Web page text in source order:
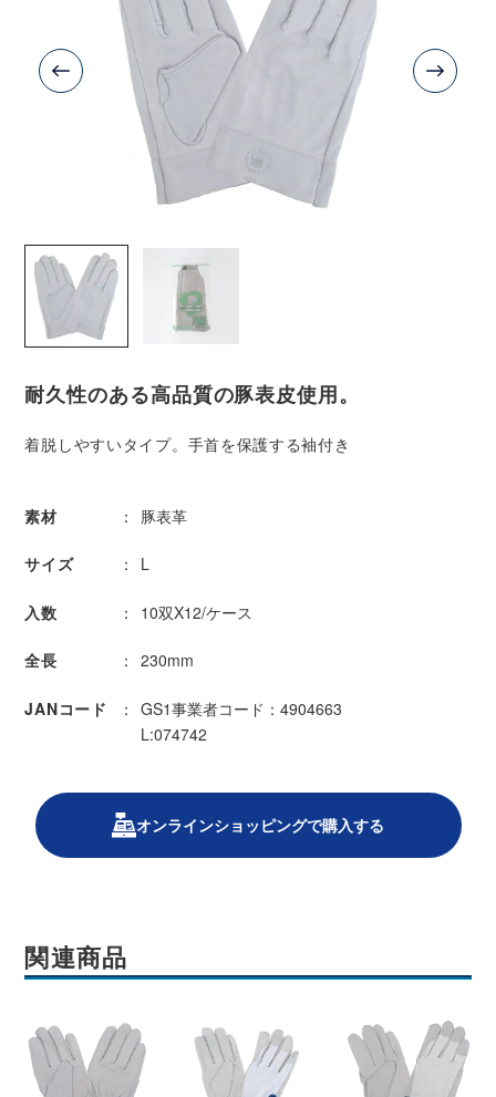
耐久性のある高品質の豚表皮使用。
着脱しやすいタイプ。手首を保護する袖付き
素材 豚表革
サイズ L
入数 10双X12/ケース
全長 230mm
JANコード
GS1事業者コード：4904663
L:074742
オンラインショッピングで購入する
関連商品